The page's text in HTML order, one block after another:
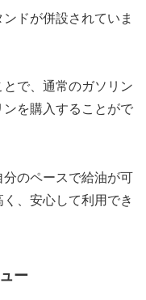
ドが併設されていま
で、通常のガソリン
を購入することがで
のペースで給油が可
、安心して利用でき
ー